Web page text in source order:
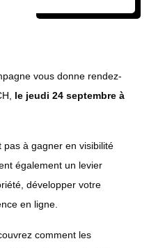
vous donne rendez-
le jeudi 24 septembre à
pas à gagner en visibilité
également un levier
développer votre
en ligne.
comment les